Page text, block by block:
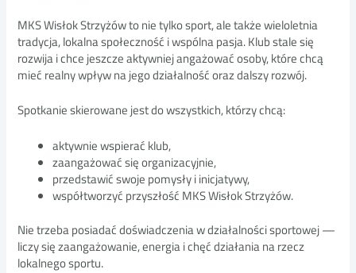
MKS Wisłok Strzyżów to nie tylko sport, ale także wieloletnia
tradycja, lokalna społeczność i wspólna pasja. Klub stale się
rozwija i chce jeszcze aktywniej angażować osoby, które chcą
mieć realny wpływ na jego działalność oraz dalszy rozwój.
Spotkanie skierowane jest do wszystkich, którzy chcą:
aktywnie wspierać klub,
zaangażować się organizacyjnie,
przedstawić swoje pomysły i inicjatywy,
współtworzyć przyszłość MKS Wisłok Strzyżów.
Nie trzeba posiadać doświadczenia w działalności sportowej —
liczy się zaangażowanie, energia i chęć działania na rzecz
lokalnego sportu.